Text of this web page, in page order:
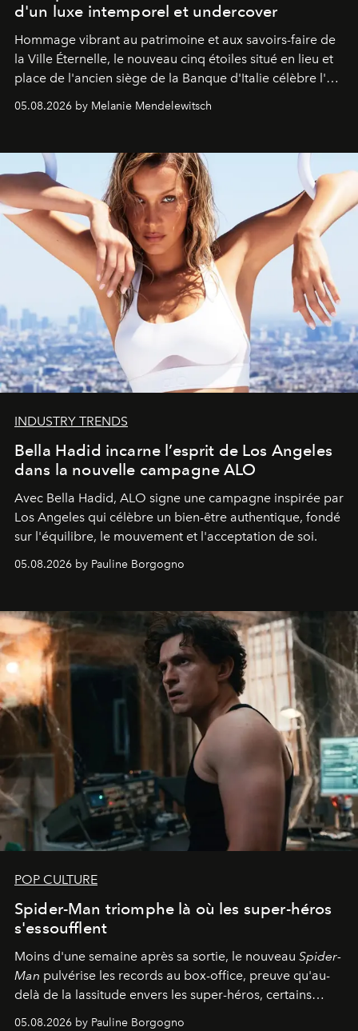
d'un luxe intemporel et undercover
Hommage vibrant au patrimoine et aux savoirs-faire de
la Ville Éternelle, le nouveau cinq étoiles situé en lieu et
place de l'ancien siège de la Banque d'Italie célèbre l'art
de vivre Romain dans toute son élégance intemporelle.
05.08.2026 by Melanie Mendelewitsch
INDUSTRY TRENDS
Bella Hadid incarne l’esprit de Los Angeles
dans la nouvelle campagne ALO
Avec Bella Hadid, ALO signe une campagne inspirée par
Los Angeles qui célèbre un bien-être authentique, fondé
sur l'équilibre, le mouvement et l'acceptation de soi.
05.08.2026 by Pauline Borgogno
POP CULTURE
Spider-Man triomphe là où les super-héros
s'essoufflent
Moins d'une semaine après sa sortie, le nouveau Spider-
Man pulvérise les records au box-office, preuve qu'au-
delà de la lassitude envers les super-héros, certains
personnages continuent de susciter une ferveur intacte.
05.08.2026 by Pauline Borgogno